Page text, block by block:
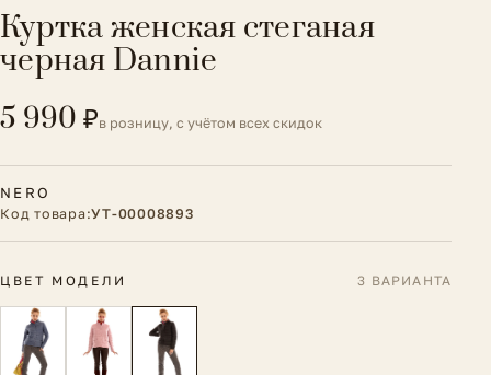
Куртка женская стеганая
черная Dannie
5 990 ₽в розницу, с учётом всех скидок
NERO
Код товара:УТ-00008893
ЦВЕТ МОДЕЛИ 3 ВАРИАНТА